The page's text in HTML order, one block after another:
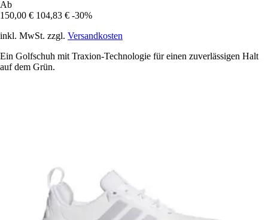
Ab
150,00 € 104,83 € -30%
inkl. MwSt. zzgl. Versandkosten
Ein Golfschuh mit Traxion-Technologie für einen zuverlässigen Halt
auf dem Grün.